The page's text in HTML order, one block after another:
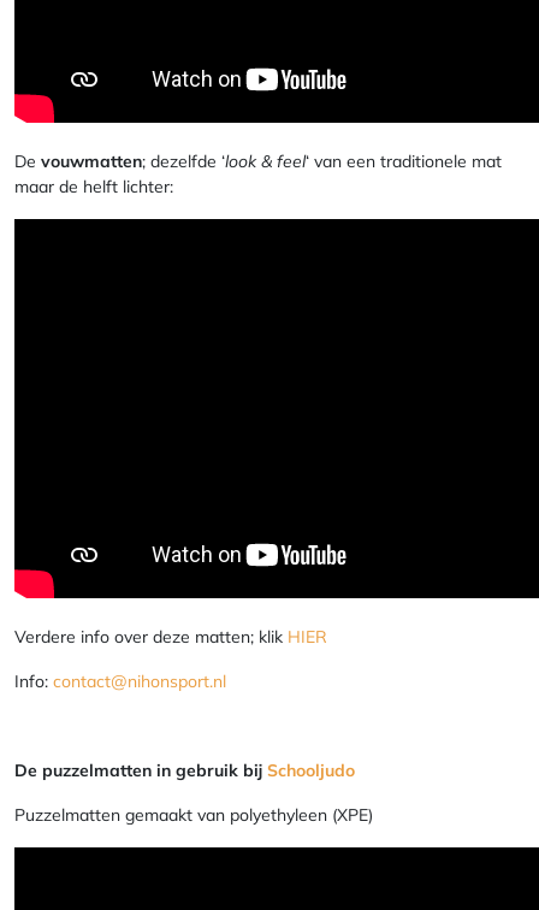
De vouwmatten; dezelfde ‘look & feel‘ van een traditionele mat
maar de helft lichter:
Verdere info over deze matten; klik HIER
Info: contact@nihonsport.nl
De puzzelmatten in gebruik bij Schooljudo
Puzzelmatten gemaakt van polyethyleen (XPE)